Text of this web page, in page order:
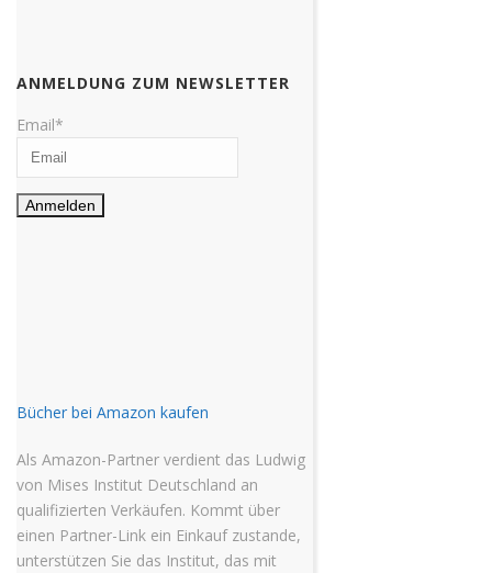
ANMELDUNG ZUM NEWSLETTER
Email*
Bücher bei Amazon kaufen
Als Amazon-Partner verdient das Ludwig
von Mises Institut Deutschland an
qualifizierten Verkäufen. Kommt über
einen Partner-Link ein Einkauf zustande,
unterstützen Sie das Institut, das mit